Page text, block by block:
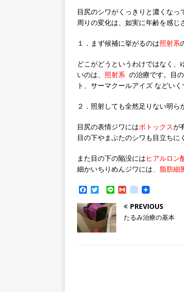
目尻のシワがくっきりと濃くな
周りの変化は、如実に年齢を感じ
１．まず候補に挙がるのは照射系
どこがどうというわけではなく
いのは、 照射系 の治療です。目
ト、サーマクールアイズ などい
２．照射しても全然足りない明ら
目尻の表情ジワにはボトックスが
目の下やまぶたのシワも目立ちに
また目の下の陥没にはヒアルロン
細かいちりめんジワには、脂肪細
c
e
b
o
i
t
t
e
n
e
G
a
l
g
o
g
l
PREVIOUS
たるみ治療の基本